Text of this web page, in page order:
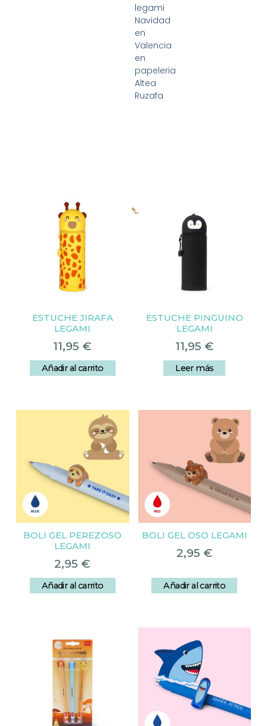
legami
Navidad
en
Valencia
en
papeleria
Altea
Ruzafa
Productos relacionados
ESTUCHE JIRAFA
LEGAMI
11,95 €
Añadir al carrito
ESTUCHE PINGÜINO
LEGAMI
11,95 €
Leer más
BOLI GEL PEREZOSO
LEGAMI
2,95 €
Añadir al carrito
BOLI GEL OSO LEGAMI
2,95 €
Añadir al carrito